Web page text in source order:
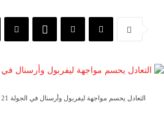
التعادل يحسم مواجهة ليفربول وأرسنال في الجولة 21 من الدوري الإنجليزي 2025/2026.